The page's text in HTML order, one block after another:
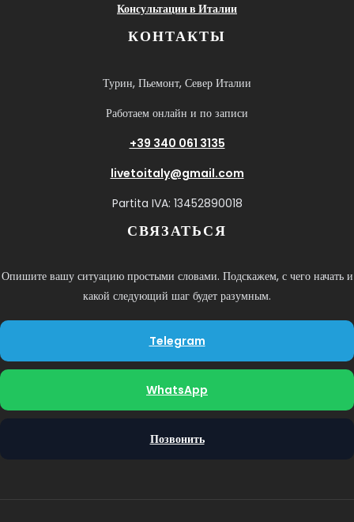
Консультации в Италии
КОНТАКТЫ
Турин, Пьемонт, Север Италии
Работаем онлайн и по записи
+39 340 061 3135
livetoitaly@gmail.com
Partita IVA: 13452890018
СВЯЗАТЬСЯ
Опишите вашу ситуацию простыми словами. Подскажем, с чего начать и
какой следующий шаг будет разумным.
Telegram
WhatsApp
Позвонить